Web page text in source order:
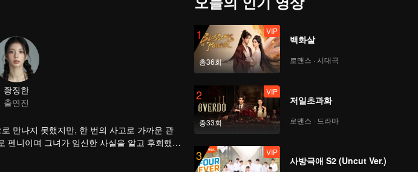
좡징한
출연진
만나지 못했지만, 한 번의 사고로 가까운 관
펜니이며 그녀가 임신한 사실을 알고 후회했으
기로 결심한다.
1
총36회
VIP
백화살
로맨스 · 시대극
2
총33회
VIP
저일초과화
로맨스 · 드라마
3 VIP
사방극애 S2 (Uncut Ver.)